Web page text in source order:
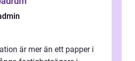
är mer än ett papper i